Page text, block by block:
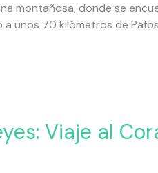
montañosa, donde se
unos 70 kilómetros de
Viaje al